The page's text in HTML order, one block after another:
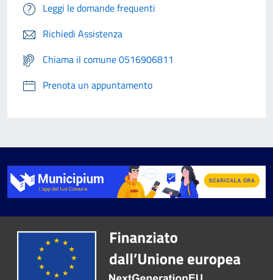
Leggi le domande frequenti
Richiedi Assistenza
Chiama il comune 0516906811
Prenota un appuntamento